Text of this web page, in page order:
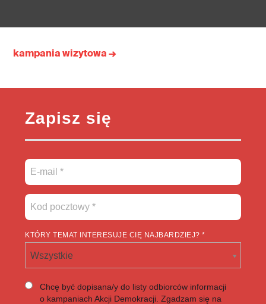
kampania wizytowa →
Zapisz się
KTÓRY TEMAT INTERESUJE CIĘ NAJBARDZIEJ? *
Wszystkie
Chcę być dopisana/y do listy odbiorców informacji
o kampaniach Akcji Demokracji. Zgadzam się na